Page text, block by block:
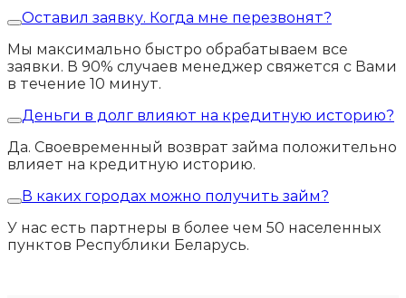
Оставил заявку. Когда мне перезвонят?
Мы максимально быстро обрабатываем все
заявки. В 90% случаев менеджер свяжется с Вами
в течение 10 минут.
Деньги в долг влияют на кредитную историю?
Да. Своевременный возврат займа положительно
влияет на кредитную историю.
В каких городах можно получить займ?
У нас есть партнеры в более чем 50 населенных
пунктов Республики Беларусь.